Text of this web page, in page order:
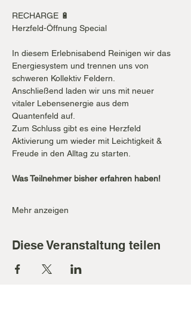
RECHARGE 🔋
Herzfeld-Öffnung Special
In diesem Erlebnisabend Reinigen wir das
Energiesystem und trennen uns von
schweren Kollektiv Feldern.
Anschließend laden wir uns mit neuer
vitaler Lebensenergie aus dem
Quantenfeld auf.
Zum Schluss gibt es eine Herzfeld
Aktivierung um wieder mit Leichtigkeit &
Freude in den Alltag zu starten.
Was Teilnehmer bisher erfahren haben!
Mehr anzeigen
Diese Veranstaltung teilen